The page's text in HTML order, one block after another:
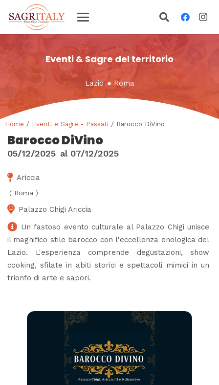
Eventi & Sagre del territorio
Lazio ● Roma
Home / Eventi e Sagre - Passati / Barocco DiVino
Barocco DiVino
05/12/2025 al 07/12/2025
Ariccia
( Roma )
Palazzo Chigi Ariccia
Un fastoso evento culturale al Palazzo Chigi unisce
il magnifico stile barocco con l'eccellenza enologica del
Lazio. L'esperienza comprende degustazioni, show
cooking, sfilate in abiti storici e spettacoli mimici in un
trionfo di arte e sapori.